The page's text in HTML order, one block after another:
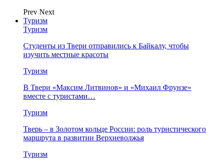
Prev Next
Туризм
Туризм
Студенты из Твери отправились к Байкалу, чтобы
изучить местные красоты
Туризм
В Твери «Максим Литвинов» и «Михаил Фрунзе»
вместе с туристами…
Туризм
Тверь – в Золотом кольце России: роль туристического
маршрута в развитии Верхневолжья
Туризм